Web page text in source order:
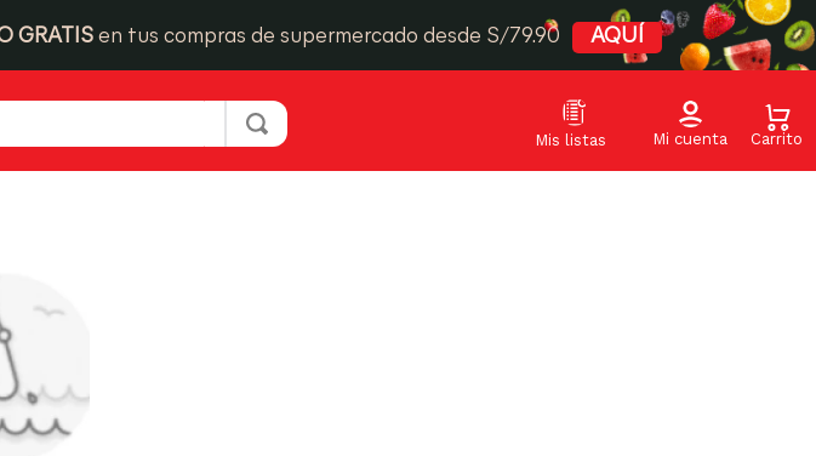
GRATIS en tus compras de supermercado desde S/79.90 AQUÍ